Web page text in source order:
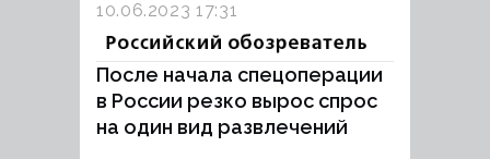
10.06.2023 17:31
После начала спецоперации
в России резко вырос спрос
на один вид развлечений